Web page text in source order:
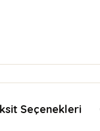
Seçenekleri